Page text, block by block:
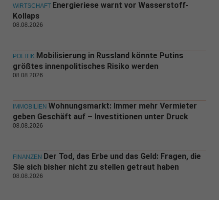
WIRTSCHAFT Energieriese warnt vor Wasserstoff-
Kollaps
08.08.2026
POLITIK Mobilisierung in Russland könnte Putins
größtes innenpolitisches Risiko werden
08.08.2026
IMMOBILIEN Wohnungsmarkt: Immer mehr Vermieter
geben Geschäft auf – Investitionen unter Druck
08.08.2026
FINANZEN Der Tod, das Erbe und das Geld: Fragen, die
Sie sich bisher nicht zu stellen getraut haben
08.08.2026